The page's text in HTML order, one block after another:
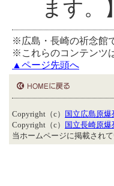
ます。】
※広島・長崎の祈念館
※これらのコンテンツ
▲ページ先頭へ
Copyright（c）
国立広島原
Copyright（c）
国立長崎原
当ホームページに掲載され